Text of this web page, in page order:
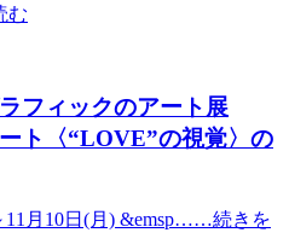
む
フィックのアート展
ト〈“LOVE”の視覚〉の
11月10日(月) &emsp……続きを